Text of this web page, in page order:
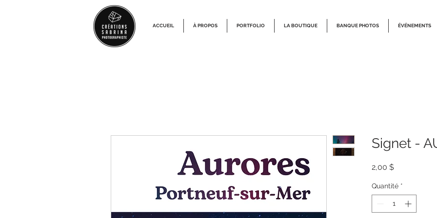
ACCUEIL À PROPOS PORTFOLIO LA BOUTIQUE BANQUE PHOTOS ÉVÉNEMENTS
Signet -
2,00 $Prix
Quantité *